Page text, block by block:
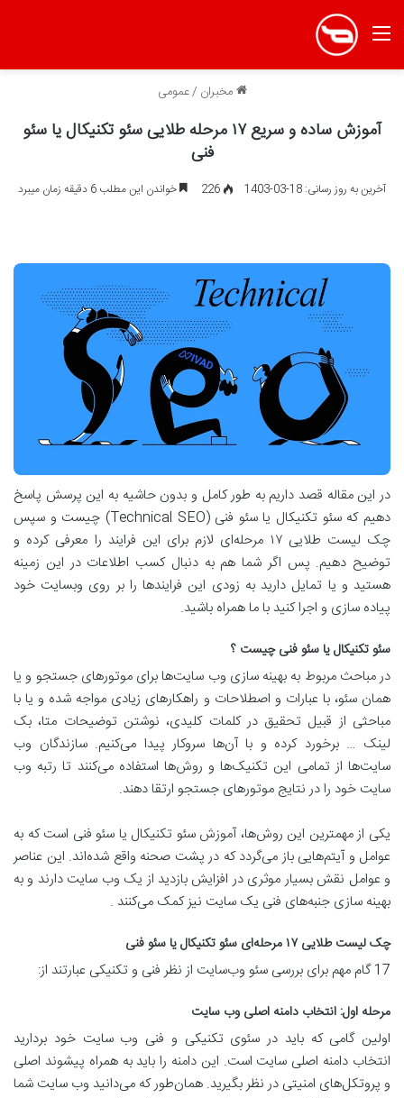
منو
مخبران /عمومی
آموزش ساده و سریع ۱۷ مرحله‌ طلایی سئو تکنیکال یا سئو
فنی
آخرین به روز رسانی: 18-03-1403 226 خواندن این مطلب 6 دقیقه زمان میبرد
در این مقاله قصد داریم به طور کامل و بدون حاشیه به این پرسش پاسخ
دهیم که سئو تکنیکال یا سئو فنی (Technical SEO) چیست و سپس
چک لیست طلایی ۱۷ مرحله‌ای لازم برای این فرایند را معرفی کرده و
توضیح دهیم. پس اگر شما هم به دنبال کسب اطلاعات در این زمینه
هستید و یا تمایل دارید به زودی این فرایندها را بر روی وبسایت خود
پیاده سازی و اجرا کنید با ما همراه باشید.
سئو تکنیکال یا سئو فنی چیست ؟
در مباحث مربوط به بهینه سازی وب سایت‌ها برای موتورهای جستجو و یا
همان سئو، با عبارات و اصطلاحات و راهکارهای زیادی مواجه شده و یا با
مباحثی از قبیل تحقیق در کلمات کلیدی، نوشتن توضیحات متا، بک
لینک … برخورد کرده و با آن‌ها سروکار پیدا می‌کنیم. سازندگان وب
سایت‌ها از تمامی این تکنیک‌ها و روش‌ها استفاده می‌کنند تا رتبه وب
سایت خود را در نتایج موتورهای جستجو ارتقا دهند.
یکی از مهمترین این روش‌ها، آموزش سئو تکنیکال یا سئو فنی است که به
عوامل و آیتم‌هایی باز می‌گردد که در پشت صحنه واقع شده‌اند. این عناصر
و عوامل نقش بسیار موثری در افزایش بازدید از یک وب سایت دارند و به
بهینه سازی جنبه‌های فنی یک سایت نیز کمک می‌کنند .
چک لیست طلایی ۱۷ مرحله‌ای سئو تکنیکال یا سئو فنی
17 گام مهم برای بررسی سئو وب‌سایت از نظر فنی و تکنیکی عبارتند از:
مرحله اول: انتخاب دامنه اصلی وب سایت
اولین گامی که باید در سئوی تکنیکی و فنی وب سایت خود بردارید
انتخاب دامنه اصلی سایت است. این دامنه را باید به همراه پیشوند اصلی
و پروتکل‌های امنیتی در نظر بگیرید. همان‌طور که می‌دانید وب سایت شما